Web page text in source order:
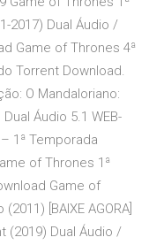
2017) Dual Áudio /
Game of Thrones 4ª
Torrent Download.
O Mandaloriano:
Áudio 5.1 WEB-
1ª Temporada
of Thrones 1ª
Game of
[BAIXE AGORA]
(2019) Dual Áudio /